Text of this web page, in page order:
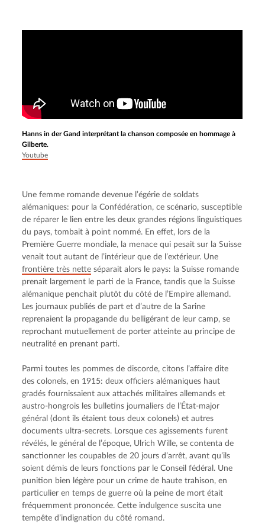
Hanns in der Gand interprétant la chanson composée en hommage à
Gilberte.
Youtube
Une femme romande devenue l’égérie de soldats
alémaniques: pour la Confédération, ce scénario, susceptible
de réparer le lien entre les deux grandes régions linguistiques
du pays, tombait à point nommé. En effet, lors de la
Première Guerre mondiale, la menace qui pesait sur la Suisse
frontière très nette séparait alors le pays: la Suisse romande
prenait largement le parti de la France, tandis que la Suisse
alémanique penchait plutôt du côté de l’Empire allemand.
Les journaux publiés de part et d’autre de la Sarine
reprenaient la propagande du belligérant de leur camp, se
reprochant mutuellement de porter atteinte au principe de
neutralité en prenant parti.
Parmi toutes les pommes de discorde, citons l’affaire dite
des colonels, en 1915: deux officiers alémaniques haut
gradés fournissaient aux attachés militaires allemands et
austro-hongrois les bulletins journaliers de l’État-major
général (dont ils étaient tous deux colonels) et autres
documents ultra-secrets. Lorsque ces agissements furent
révélés, le général de l’époque, Ulrich Wille, se contenta de
sanctionner les coupables de 20 jours d’arrêt, avant qu’ils
soient démis de leurs fonctions par le Conseil fédéral. Une
punition bien légère pour un crime de haute trahison, en
particulier en temps de guerre où la peine de mort était
fréquemment prononcée. Cette indulgence suscita une
tempête d’indignation du côté romand.